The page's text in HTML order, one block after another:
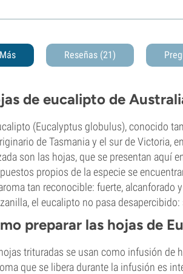
Más Reseñas (21)
de eucalipto de
(Eucalyptus globulus), conocido
de Tasmania y el sur de Victoria,
son las hojas, que se presentan aquí
propios de la especie se
tan reconocible: fuerte, alcanforado
el eucalipto no pasa
preparar las hojas de
trituradas se usan como infusión de
que se libera durante la infusión es